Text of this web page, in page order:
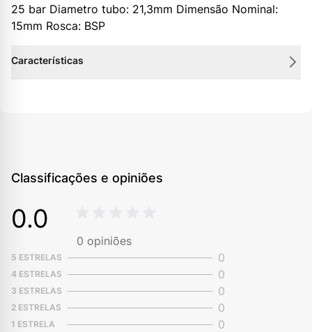
25 bar Diametro tubo: 21,3mm Dimensão Nominal:
15mm Rosca: BSP
Características
Classificações e opiniões
0.0
0 opiniões
5 ESTRELAS 0
4 ESTRELAS 0
3 ESTRELAS 0
2 ESTRELAS 0
1 ESTRELA 0